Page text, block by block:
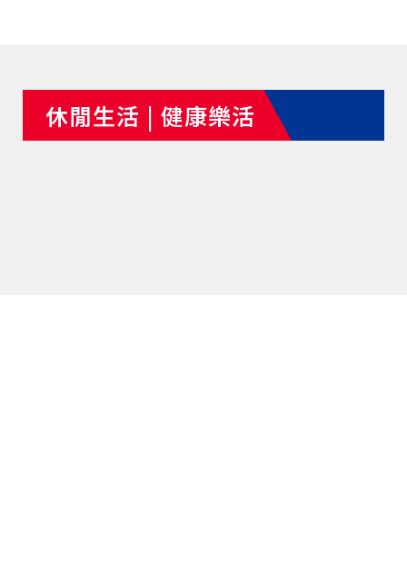
中，捐贈 1800 顆羽球助小將 4 月全中運奪金
世足》阿根廷足球巨星梅西父親兼經紀人豪爾赫去世 享
壽68歲
休閒生活 | 健康樂活